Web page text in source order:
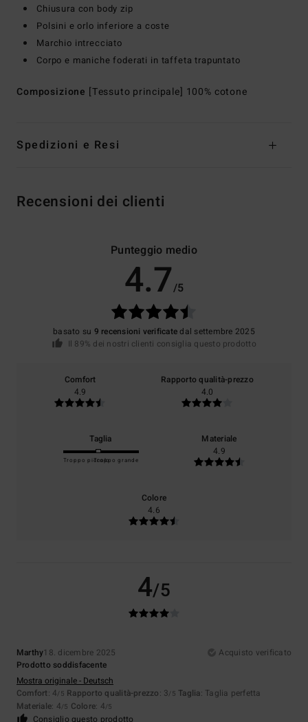
Chiusura con body zip
Polsini e orlo inferiore a coste
Marchio intrecciato
Corpo e maniche foderati in taffeta trapuntato
Composizione [Tessuto principale] 100% cotone
Spedizioni e Resi
Recensioni dei clienti
Punteggio medio
4.7/5
basato su 9 recensioni verificatedal settembre 2025
Il 89% dei nostri clienti consiglia questo prodotto
Comfort
4.9
Rapporto qualità-prezzo
4.0
Taglia
Troppo piccoloTroppo grande
Materiale
4.9
Colore
4.6
4/5
Marthy18. dicembre 2025
Acquisto verificato
Prodotto soddisfacente
Mostra originale - Deutsch
Comfort: 4/5 Rapporto qualità-prezzo: 3/5 Taglia: Taglia perfetta
Materiale: 4/5 Colore: 4/5
Consiglio questo prodotto